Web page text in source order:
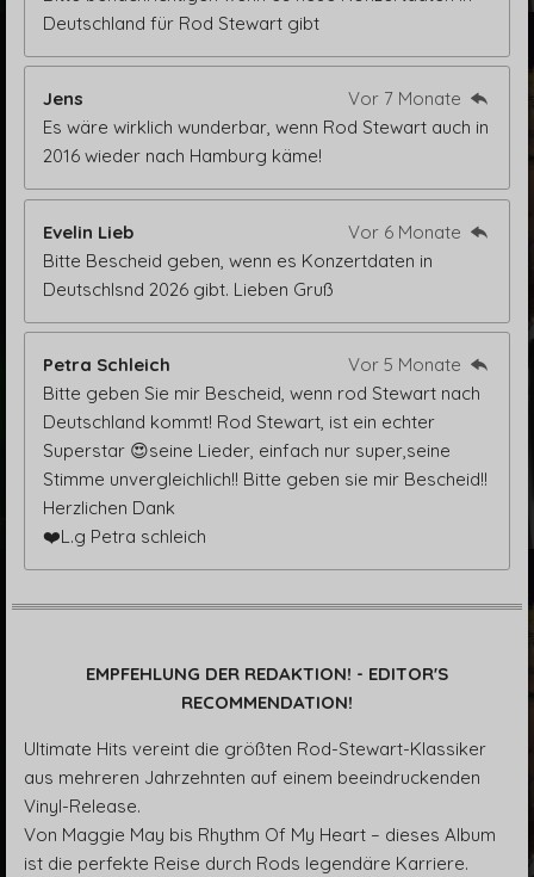
Deutschland für Rod Stewart gibt
Jens
Vor 7 Monate
Es wäre wirklich wunderbar, wenn Rod Stewart auch in
2016 wieder nach Hamburg käme!
Evelin Lieb
Vor 6 Monate
Bitte Bescheid geben, wenn es Konzertdaten in
Deutschlsnd 2026 gibt. Lieben Gruß
Petra Schleich
Vor 5 Monate
Bitte geben Sie mir Bescheid, wenn rod Stewart nach
Deutschland kommt! Rod Stewart, ist ein echter
Superstar 😍seine Lieder, einfach nur super,seine
Stimme unvergleichlich!! Bitte geben sie mir Bescheid!!
Herzlichen Dank
❤️L.g Petra schleich
EMPFEHLUNG DER REDAKTION! - EDITOR'S
RECOMMENDATION!
Ultimate Hits vereint die größten Rod-Stewart-Klassiker
aus mehreren Jahrzehnten auf einem beeindruckenden
Vinyl-Release.
Von Maggie May bis Rhythm Of My Heart – dieses Album
ist die perfekte Reise durch Rods legendäre Karriere.